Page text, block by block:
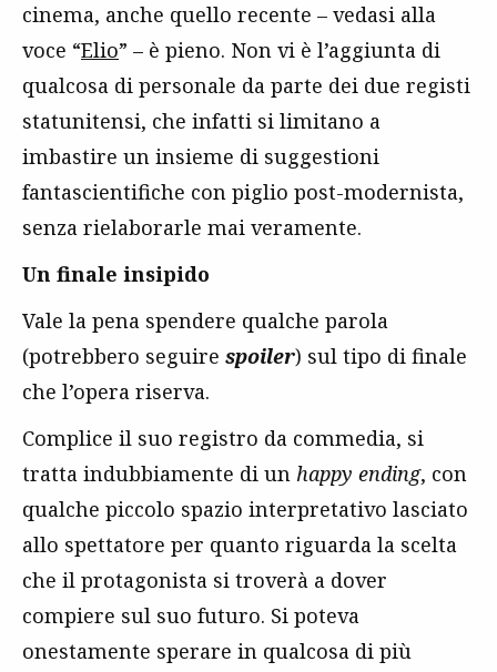
cinema, anche quello recente – vedasi alla
voce “Elio” – è pieno. Non vi è l’aggiunta di
qualcosa di personale da parte dei due registi
statunitensi, che infatti si limitano a
imbastire un insieme di suggestioni
fantascientifiche con piglio post-modernista,
senza rielaborarle mai veramente.
Un finale insipido
Vale la pena spendere qualche parola
(potrebbero seguire spoiler) sul tipo di finale
che l’opera riserva.
Complice il suo registro da commedia, si
tratta indubbiamente di un happy ending, con
qualche piccolo spazio interpretativo lasciato
allo spettatore per quanto riguarda la scelta
che il protagonista si troverà a dover
compiere sul suo futuro. Si poteva
onestamente sperare in qualcosa di più